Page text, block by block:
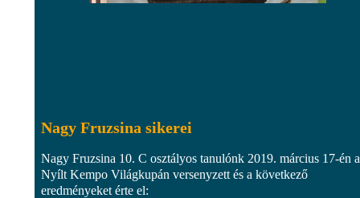
Nagy Fruzsina sikerei
Nagy Fruzsina 10. C osztályos tanulónk 2019. március 17-én a
Nyílt Kempo Világkupán versenyzett és a következő
eredményeket érte el: